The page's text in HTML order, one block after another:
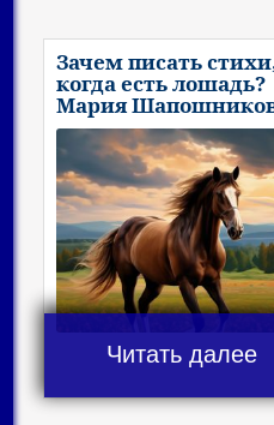
Зачем писать
когда есть лошадь?
Мария
Читать далее